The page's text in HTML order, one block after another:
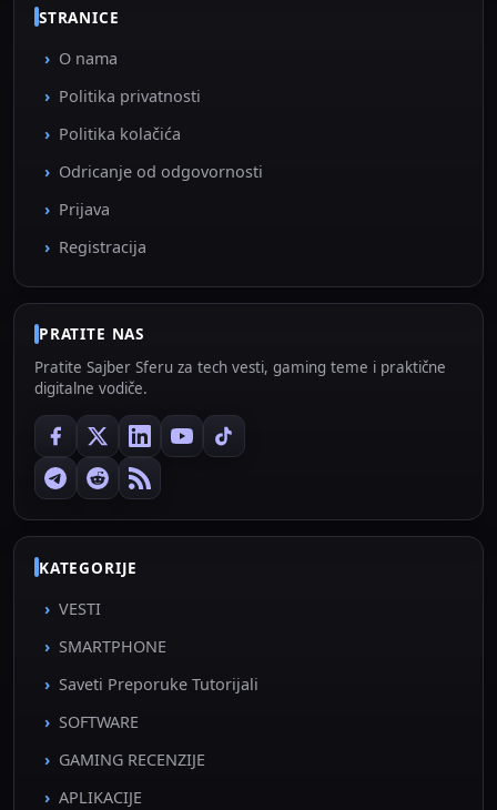
STRANICE
O nama
Politika privatnosti
Politika kolačića
Odricanje od odgovornosti
Prijava
Registracija
PRATITE NAS
Pratite Sajber Sferu za tech vesti, gaming teme i praktične
digitalne vodiče.
KATEGORIJE
VESTI
SMARTPHONE
Saveti Preporuke Tutorijali
SOFTWARE
GAMING RECENZIJE
APLIKACIJE